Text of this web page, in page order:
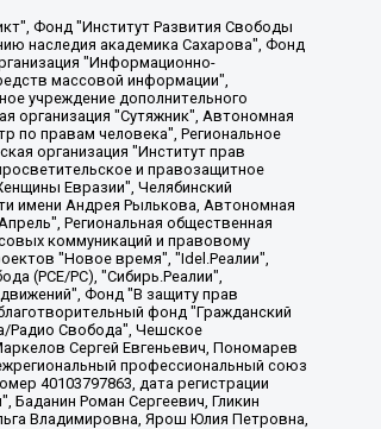
альтернативных образовательных технологий и межкультурных коммуникаций "ИНТЕРРА", Маяковская Екатерина Алексеевна, Фейгин Марк Захарович, Филимонов Андрей Викторович, Дзугкоева Регина Николаевна, Доброхотов Роман Александрович, Дудь Юрий Александрович, Елкин Сергей Владимирович, Кругликов Кирилл Игоревич, Сабунаева Мария Леонидовна, Семенов Алексей Владимирович, Шаинян Карен Багратович, Шульман Екатерина Михайловна, Асафьев Артур Валерьевич, Вахштайн Виктор Семенович, Венедиктов Алексей Алексеевич, Лушникова Екатерина Евгеньевна, Волков Леонид Михайлович, Невзоров Александр Глебович, Пархоменко Сергей Борисович, Сироткин Ярослав Николаевич, Кара-Мурза Владимир Владимирович, Баранова Наталья Владимировна, Гозман Леонид Яковлевич, Кагарлицкий Борис Юльевич, Климарев Михаил Валерьевич, Милов Владимир Станиславович, Автономная некоммерческая организация Краснодарский центр современного искусства "Типография", Моргенштерн Алишер Тагирович, Соболь Любовь Эдуардовна, Общество с ограниченной ответственностью "ЛИЗА НОРМ", Каспаров Гарри Кимович, Ходорковский Михаил Борисович, Общество с ограниченной ответственностью "Апрельские тезисы", Данилович Ирина Брониславовна, Кашин Олег Владимирович, Петров Николай Владимирович, Пивоваров Алексей Владимирович, Соколов Михаил Владимирович, Цветкова Юлия Владимировна, Чичваркин Евгений Александрович, Комитет против пыток/Команда против пыток, Общество с ограниченной ответственностью "Первый научный", Общество с ограниченной ответственностью "Вертолет и ко", Белоцерковская Вероника Борисовна, Кац Максим Евгеньевич, Лазарева Татьяна Юрьевна, Шаведдинов Руслан Табризович, Яшин Илья Валерьевич, Общество с ограниченной ответственностью "Иноагент ААВ", Алешковский Дмитрий Петрович, Альбац Евгения Марковна, Быков Дмитрий Львович, Галямина Юлия Евгеньевна, Лойко Сергей Леонидович, Мартынов Кирилл Константинович, Медведев Сергей Александрович, Крашенинников Федор Геннадиевич, Гордеева Катерина Вл